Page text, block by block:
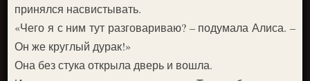
принялся насвистывать.
«Чего я с ним тут разговариваю? – подумала Алиса. –
Он же круглый дурак!»
Она без стука открыла дверь и вошла.